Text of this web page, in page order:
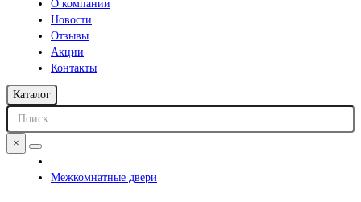
О компании
Новости
Отзывы
Акции
Контакты
Каталог
×
Межкомнатные двери